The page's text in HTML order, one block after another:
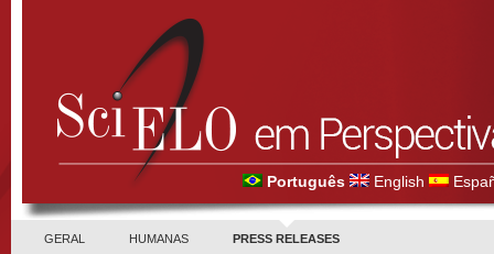
Português English
GERAL HUMANAS PRESS RELEASES